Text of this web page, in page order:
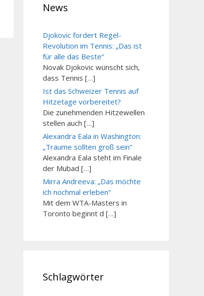
News
Djokovic fordert Regel-
Revolution im Tennis: „Das ist
für alle das Beste“
Novak Djokovic wünscht sich,
dass Tennis […]
Ist das Schweizer Tennis auf
Hitzetage vorbereitet?
Die zunehmenden Hitzewellen
stellen auch […]
Alexandra Eala in Washington:
„Träume sollten groß sein“
Alexandra Eala steht im Finale
der Mubad […]
Mirra Andreeva: „Das möchte
ich nochmal erleben“
Mit dem WTA-Masters in
Toronto beginnt d […]
Schlagwörter